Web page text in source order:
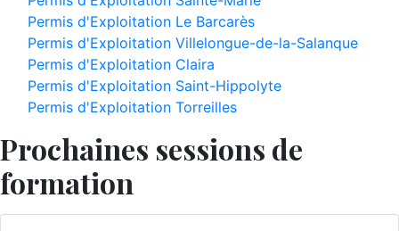
Permis d'Exploitation Le Barcarès
Permis d'Exploitation Villelongue-de-la-Salanque
Permis d'Exploitation Claira
Permis d'Exploitation Saint-Hippolyte
Permis d'Exploitation Torreilles
Prochaines sessions de
formation